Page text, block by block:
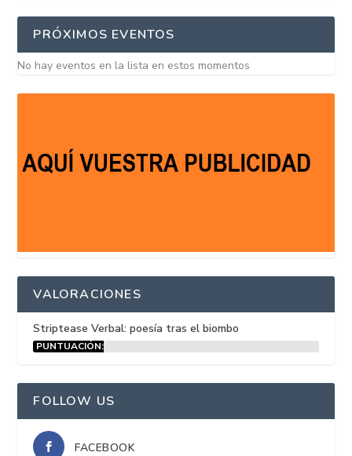
PRÓXIMOS EVENTOS
No hay eventos en la lista en estos momentos
VALORACIONES
Striptease Verbal: poesía tras el biombo
PUNTUACIÓN:
FOLLOW US
FACEBOOK